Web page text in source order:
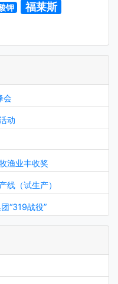
钾
福莱斯
会
动
渔业丰收奖
线（试生产）
“319战役”